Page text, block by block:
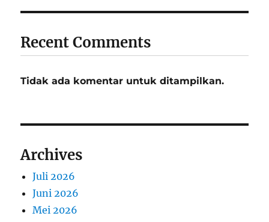
Recent Comments
Tidak ada komentar untuk ditampilkan.
Archives
Juli 2026
Juni 2026
Mei 2026